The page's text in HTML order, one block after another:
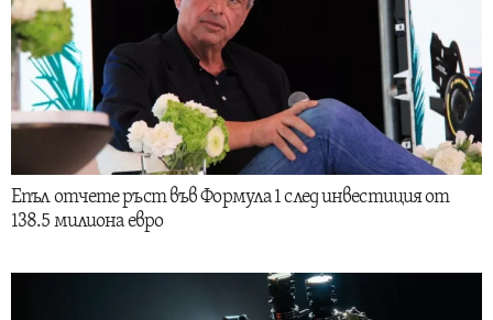
Епъл отчете ръст във Формула 1 след инвестиция от
138.5 милиона евро